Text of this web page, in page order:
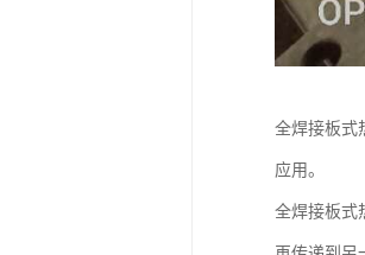
全焊接板式
应用。
全焊接板式